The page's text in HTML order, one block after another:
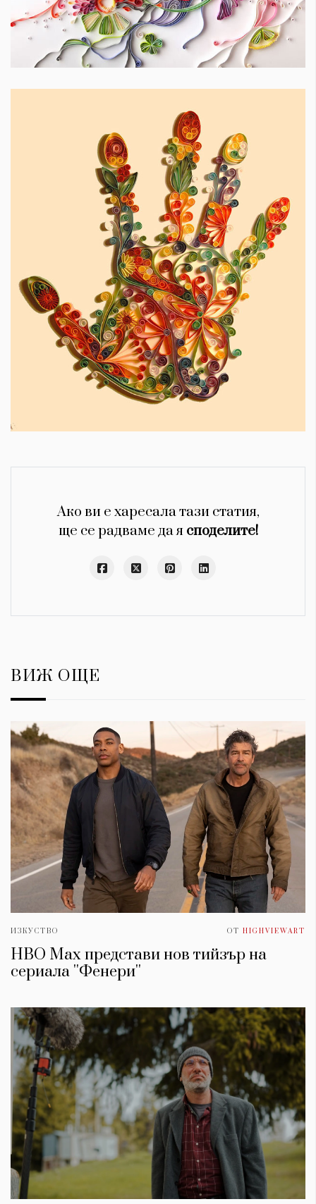
Ако ви е харесала тази статия,
ще се радваме да я споделите!
ВИЖ ОЩЕ
ИЗКУСТВО ОТ HIGHVIEWART
HBO Max представи нов тийзър на
сериала ''Фенери''